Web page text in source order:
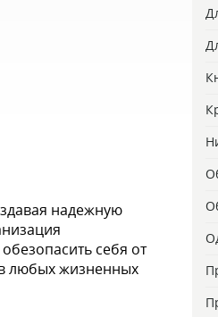
надежную
себя от
любых жизненных